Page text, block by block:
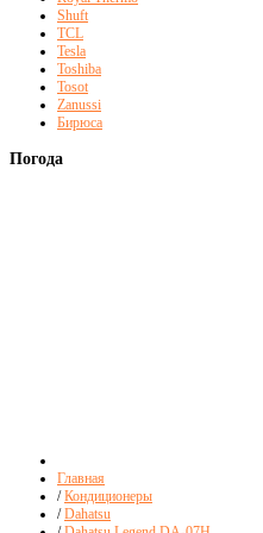
Shuft
TCL
Tesla
Toshiba
Tosot
Zanussi
Бирюса
Погода
Главная
/ Кондиционеры
/ Dahatsu